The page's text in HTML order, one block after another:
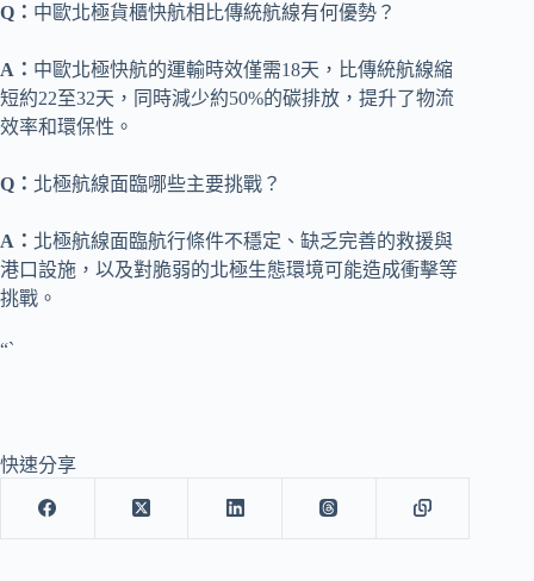
Q： 中歐北極貨櫃快航相比傳統航線有何優勢？
A： 中歐北極快航的運輸時效僅需18天，比傳統航線縮
短約22至32天，同時減少約50%的碳排放，提升了物流
效率和環保性。
Q： 北極航線面臨哪些主要挑戰？
A： 北極航線面臨航行條件不穩定、缺乏完善的救援與
港口設施，以及對脆弱的北極生態環境可能造成衝擊等
挑戰。
“`
快速分享